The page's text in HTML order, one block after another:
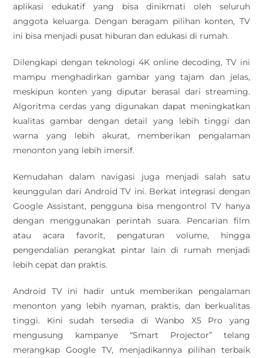
aplikasi edukatif yang bisa dinikmati oleh seluruh
anggota keluarga. Dengan beragam pilihan konten, TV
ini bisa menjadi pusat hiburan dan edukasi di rumah.
Dilengkapi dengan teknologi 4K online decoding, TV ini
mampu menghadirkan gambar yang tajam dan jelas,
meskipun konten yang diputar berasal dari streaming.
Algoritma cerdas yang digunakan dapat meningkatkan
kualitas gambar dengan detail yang lebih tinggi dan
warna yang lebih akurat, memberikan pengalaman
menonton yang lebih imersif.
Kemudahan dalam navigasi juga menjadi salah satu
keunggulan dari Android TV ini. Berkat integrasi dengan
Google Assistant, pengguna bisa mengontrol TV hanya
dengan menggunakan perintah suara. Pencarian film
atau acara favorit, pengaturan volume, hingga
pengendalian perangkat pintar lain di rumah menjadi
lebih cepat dan praktis.
Android TV ini hadir untuk memberikan pengalaman
menonton yang lebih nyaman, praktis, dan berkualitas
tinggi. Kini sudah tersedia di Wanbo X5 Pro yang
mengusung kampanye “Smart Projector” telang
merangkap Google TV, menjadikannya pilihan terbaik